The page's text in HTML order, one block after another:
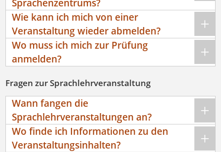
Sprachenzentrums?
Wie kann ich mich von einer
Veranstaltung wieder abmelden?
Wo muss ich mich zur Prüfung
anmelden?
Fragen zur Sprachlehrveranstaltung
Wann fangen die
Sprachlehrveranstaltungen an?
Wo finde ich Informationen zu den
Veranstaltungsinhalten?